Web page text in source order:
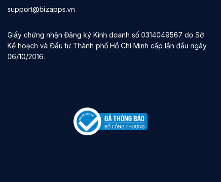
support@bizapps.vn
Giấy chứng nhận Đăng ký Kinh doanh số 0314049567 do Sở
Kế hoạch và Đầu tư Thành phố Hồ Chí Minh cấp lần đầu ngày
06/10/2016.